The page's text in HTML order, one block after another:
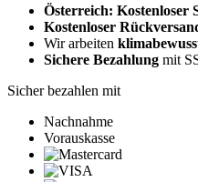
Österreich: Kostenloser
Kostenloser
Wir arbeiten
Sichere Bezahlung mit
Sicher bezahlen mit
Nachnahme
Vorauskasse